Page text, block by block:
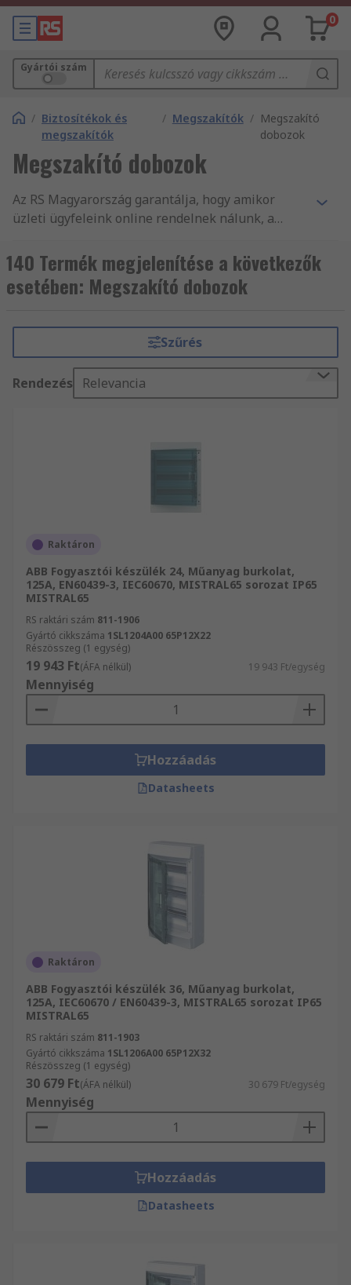
0
Gyártói szám
/ Biztosítékok és
megszakítók
/ Megszakítók / Megszakító
dobozok
Megszakító dobozok
Az RS Magyarország garantálja, hogy amikor
üzleti ügyfeleink online rendelnek nálunk, a
szabványoknak megfelelő termékeket vásárolják.
A vevőszolgálatunk magas minőségére méltán
építhetjük hírnevünket. A(z) Fogyasztó
biztosító és megszakító árucikkeink teljes
terméktartománya az üzletág
legkörültekintőbben készletezett termékvonalai.
Nagy hatékonyságú kiszállítási szolgáltatásunk
Webhelyünk gyors és egyszerűen használható.
100 000 dokumentummal rendelkeznekk abból a
összes Fogyasztó termékkel és azok
azok munkavédelmi adatait és a velük
kapcsolatos javaslatokat.
140 Termék megjelenítése a következők
esetében: Megszakító dobozok
Szűrés
Rendezés Relevancia
Raktáron
ABB Fogyasztói készülék 24, Műanyag burkolat,
125A, EN60439-3, IEC60670, MISTRAL65 sorozat IP65
MISTRAL65
RS raktári szám 811-1906
Gyártó cikkszáma 1SL1204A00 65P12X22
Részösszeg (1 egység)
19 943 Ft(ÁFA nélkül) 19 943 Ft/egység
Mennyiség
Hozzáadás
Datasheets
Raktáron
ABB Fogyasztói készülék 36, Műanyag burkolat,
125A, IEC60670 / EN60439-3, MISTRAL65 sorozat IP65
MISTRAL65
RS raktári szám 811-1903
Gyártó cikkszáma 1SL1206A00 65P12X32
Részösszeg (1 egység)
30 679 Ft(ÁFA nélkül) 30 679 Ft/egység
Mennyiség
Hozzáadás
Datasheets